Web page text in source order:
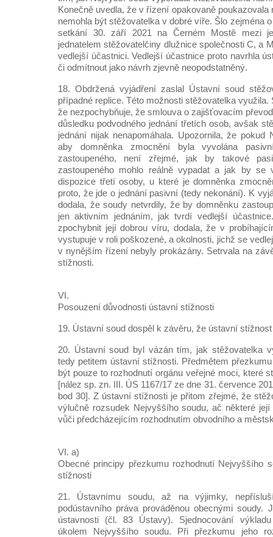
Konečně uvedla, že v řízení opakovaně poukazovala
nemohla být stěžovatelka v dobré víře. Šlo zejména
setkání 30. září 2021 na Černém Mostě mezi
jednatelem stěžovatelčiny dlužnice společnosti C, a
vedlejší účastnici. Vedlejší účastnice proto navrhla
či odmítnout jako návrh zjevně neopodstatněný.
18. Obdržená vyjádření zaslal Ústavní soud
případné replice. Této možnosti stěžovatelka využila.
že nezpochybňuje, že smlouva o zajišťovacím
důsledku podvodného jednání třetích osob, avšak
jednání nijak nenapomáhala. Upozornila, že pokud
aby domněnka zmocnění byla vyvolána
zastoupeného, není zřejmé, jak by takové
zastoupeného mohlo reálně vypadat a jak by se
dispozice třetí osoby, u které je domněnka
proto, že jde o jednání pasivní (tedy nekonání). K
dodala, že soudy netvrdily, že by domněnku
jen aktivním jednáním, jak tvrdí vedlejší
zpochybnit její dobrou víru, dodala, že v
vystupuje v roli poškozené, a okolnosti, jichž se
v nynějším řízení nebyly prokázány. Setrvala na
stížnosti.
VI.
Posouzení důvodnosti ústavní stížnosti
19. Ústavní soud dospěl k závěru, že ústavní
20. Ústavní soud byl vázán tím, jak stěžovatelka
tedy petitem ústavní stížnosti. Předmětem
být pouze to rozhodnutí orgánu veřejné moci, které
[nález sp. zn. III. ÚS 1167/17 ze dne 31. července
bod 30]. Z ústavní stížnosti je přitom zřejmé, že
výlučně rozsudek Nejvyššího soudu, ač některé
vůči předcházejícím rozhodnutím obvodního a
VI. a)
Obecné principy přezkumu rozhodnutí Nejvyššího
stížnosti
21. Ústavnímu soudu, až na výjimky,
podústavního práva prováděnou obecnými soudy.
ústavnosti (čl. 83 Ústavy). Sjednocování
úkolem Nejvyššího soudu. Při přezkumu jeho